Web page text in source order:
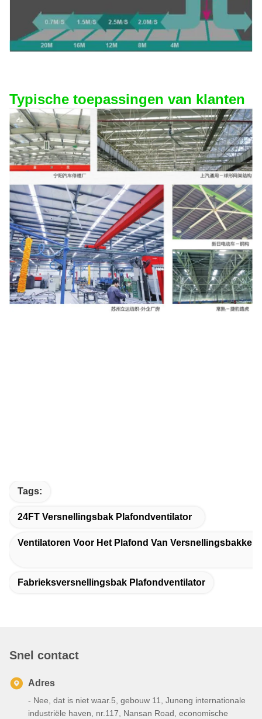
Typische toepassingen van klanten
Tags:
24FT Versnellingsbak Plafondventilator
Ventilatoren Voor Het Plafond Van Versnellingsbakken
Fabrieksversnellingsbak Plafondventilator
Snel contact
Adres
- Nee, dat is niet waar.5, gebouw 11, Juneng internationale
industriële haven, nr.117, Nansan Road, economische